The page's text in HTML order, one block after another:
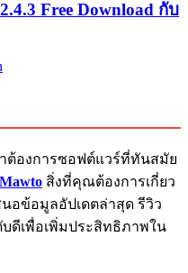
Free Download กับ
ต้องการซอฟต์แวร์ที่ทันสมัย
Mawto สิ่งที่คุณต้องการเกี่ยว
อข้อมูลอัปเดตล่าสุด รีวิว
ดีเพื่อเพิ่มประสิทธิภาพใน